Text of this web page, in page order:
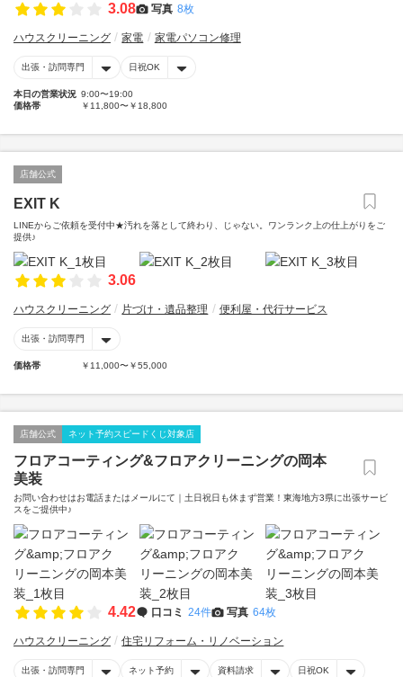
3.08 写真 8枚
ハウスクリーニング 家電 家電パソコン修理
出張・訪問専門 日祝OK
本日の営業状況 9:00〜19:00
価格帯
￥11,800〜￥18,800
店舗公式
EXIT K
LINEからご依頼を受付中★汚れを落として終わり、じゃない。ワンランク上の仕上がりをご
提供♪
3.06
ハウスクリーニング 片づけ・遺品整理 便利屋・代行サービス
出張・訪問専門
価格帯 ￥11,000〜￥55,000
店舗公式 ネット予約スピードくじ対象店
フロアコーティング&フロアクリーニングの岡本
美装
お問い合わせはお電話またはメールにて｜土日祝日も休まず営業！東海地方3県に出張サービ
スをご提供中♪
4.42 口コミ 24件 写真 64枚
ハウスクリーニング 住宅リフォーム・リノベーション
出張・訪問専門 ネット予約 資料請求 日祝OK